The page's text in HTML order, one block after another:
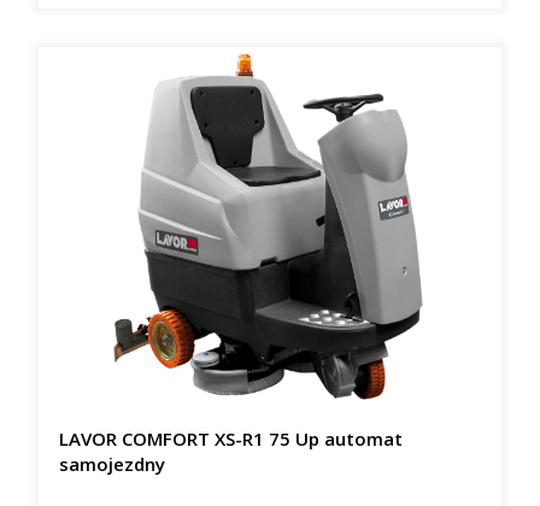
LAVOR COMFORT XS-R1 75 Up automat
samojezdny